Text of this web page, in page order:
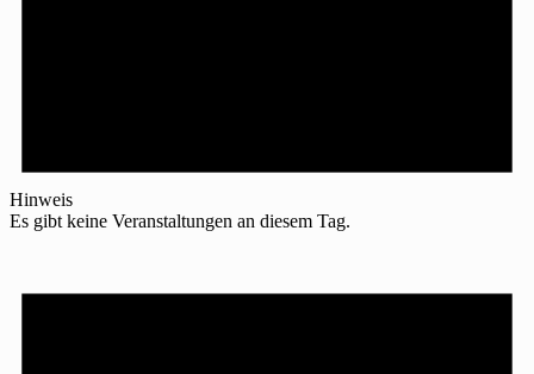
Hinweis
Es gibt keine Veranstaltungen an diesem Tag.